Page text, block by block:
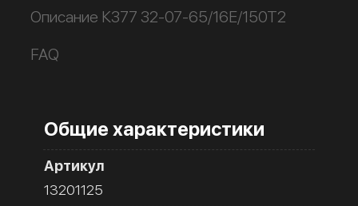
Описание К377 32-07-65/16Е/150Т2
FAQ
Общие характеристики
Артикул
13201125